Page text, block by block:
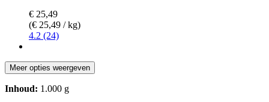
€ 25,49
(€ 25,49 / kg)
4.2 (24)
Meer opties weergeven
Inhoud: 1.000 g